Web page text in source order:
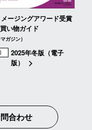
ージングアワード受賞
い物ガイド
ガジン）
2025年冬版（電子
版）
合わせ